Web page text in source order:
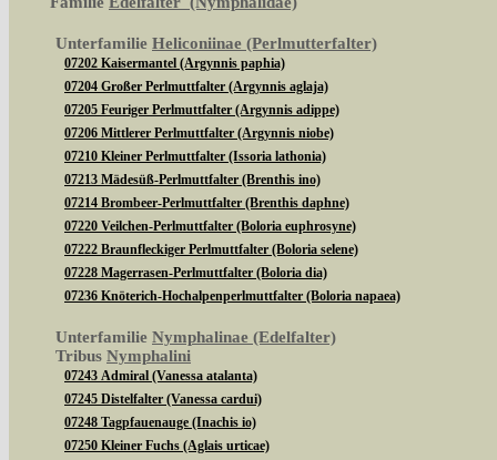
Unterfamilie Heliconiinae (Perlmutterfalter)
07202 Kaisermantel (Argynnis paphia)
07204 Großer Perlmuttfalter (Argynnis aglaja)
07205 Feuriger Perlmuttfalter (Argynnis adippe)
07206 Mittlerer Perlmuttfalter (Argynnis niobe)
07210 Kleiner Perlmuttfalter (Issoria lathonia)
07213 Mädesüß-Perlmuttfalter (Brenthis ino)
07214 Brombeer-Perlmuttfalter (Brenthis daphne)
07220 Veilchen-Perlmuttfalter (Boloria euphrosyne)
07222 Braunfleckiger Perlmuttfalter (Boloria selene)
07228 Magerrasen-Perlmuttfalter (Boloria dia)
07236 Knöterich-Hochalpenperlmuttfalter (Boloria napaea)
Unterfamilie Nymphalinae (Edelfalter)
Tribus Nymphalini
07243 Admiral (Vanessa atalanta)
07245 Distelfalter (Vanessa cardui)
07248 Tagpfauenauge (Inachis io)
07250 Kleiner Fuchs (Aglais urticae)